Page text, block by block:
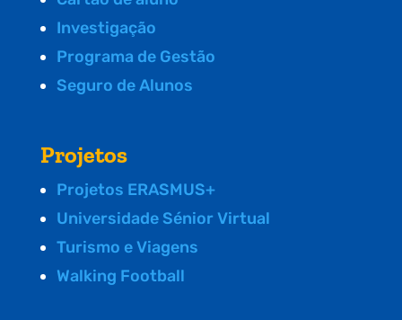
Investigação
Programa de Gestão
Seguro de Alunos
Projetos
Projetos ERASMUS+
Universidade Sénior Virtual
Turismo e Viagens
Walking Football